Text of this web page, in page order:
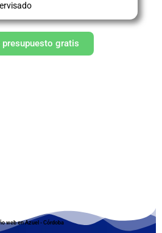
presupuesto gratis
web en Azuel - Córdoba